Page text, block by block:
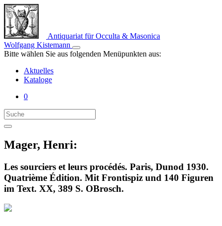
Antiquariat für Occulta & Masonica
Wolfgang Kistemann
Bitte wählen Sie aus folgenden Menüpunkten aus:
Aktuelles
Kataloge
0
Mager, Henri:
Les sourciers et leurs procédés. Paris, Dunod 1930.
Quatrième Édition. Mit Frontispiz und 140 Figuren
im Text. XX, 389 S. OBrosch.